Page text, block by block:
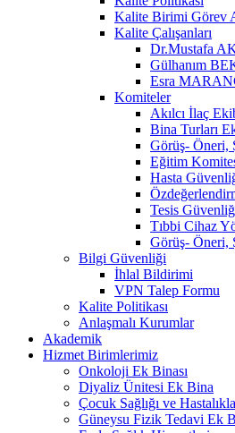
Kalite Birimi Görev
Kalite Çalışanları
Dr.Mustafa
Gülhanım
Esra
Komiteler
Akılcı İlaç
Bina Turları
Görüş- Öneri,
Eğitim
Hasta
Tesis
Tıbbi Cihaz
Görüş- Öneri,
Bilgi Güvenliği
İhlal Bildirimi
VPN Talep Formu
Kalite Politikası
Anlaşmalı Kurumlar
Akademik
Hizmet Birimlerimiz
Onkoloji Ek Binası
Diyaliz Ünitesi Ek Bina
Çocuk Sağlığı ve
Güneysu Fizik Tedavi Ek